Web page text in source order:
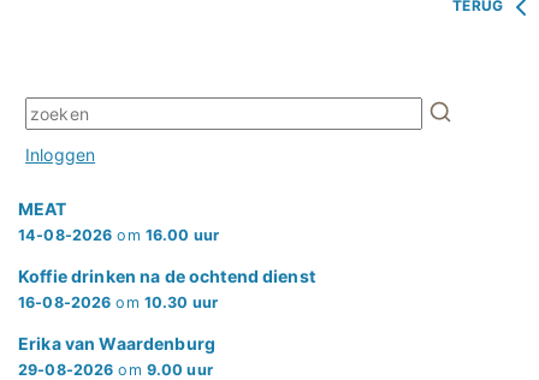
TERUG
Inloggen
MEAT
14-08-2026 om 16.00 uur
Koffie drinken na de ochtend dienst
16-08-2026 om 10.30 uur
Erika van Waardenburg
29-08-2026 om 9.00 uur